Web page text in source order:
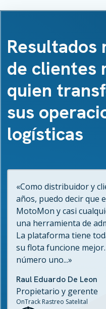
Resultados
de clientes
quien
sus
logísticas
«Como distribuidor y
años, puedo decir que
MotoMon y casi
una herramienta de
La plataforma tiene
su flota funcione
número uno...»
Raul Eduardo De Leon
Propietario y gerente
OnTrack Rastreo Satelital